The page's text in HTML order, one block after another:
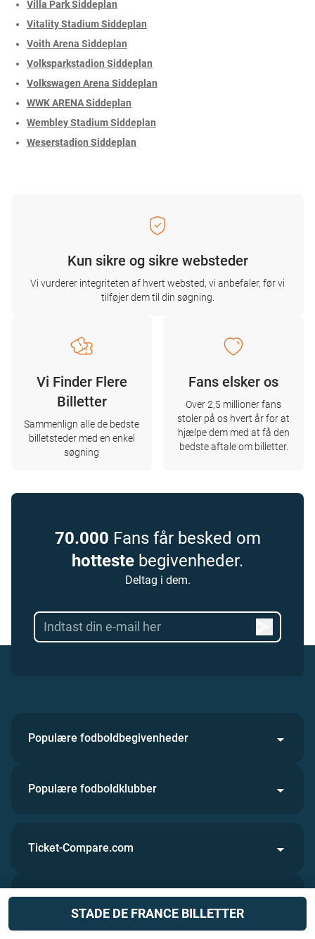
Villa Park Siddeplan
Vitality Stadium Siddeplan
Voith Arena Siddeplan
Volksparkstadion Siddeplan
Volkswagen Arena Siddeplan
WWK ARENA Siddeplan
Wembley Stadium Siddeplan
Weserstadion Siddeplan
STADE DE FRANCE BILLETTER
Kun sikre og sikre websteder
Vi vurderer integriteten af ​​hvert websted, vi anbefaler, før vi
tilføjer dem til din søgning.
Vi Finder Flere
Billetter
Sammenlign alle de bedste
billetsteder med en enkel
søgning
Fans elsker os
Over 2,5 millioner fans
stoler på os hvert år for at
hjælpe dem med at få den
bedste aftale om billetter.
70.000 Fans får besked om
hotteste begivenheder.
Deltag i dem.
Populære fodboldbegivenheder
Populære fodboldklubber
Ticket-Compare.com
Nyttige Links